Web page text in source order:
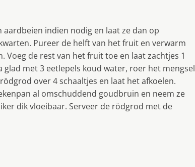
indien nodig en laat ze dan op
Pureer de helft van het fruit en verwarm
Voeg de rest van het fruit toe en laat zachtjes 1
met 3 eetlepels koud water, roer het mengsel
over 4 schaaltjes en laat het afkoelen.
al omschuddend goudbruin en neem ze
dik vloeibaar. Serveer de rödgrod met de